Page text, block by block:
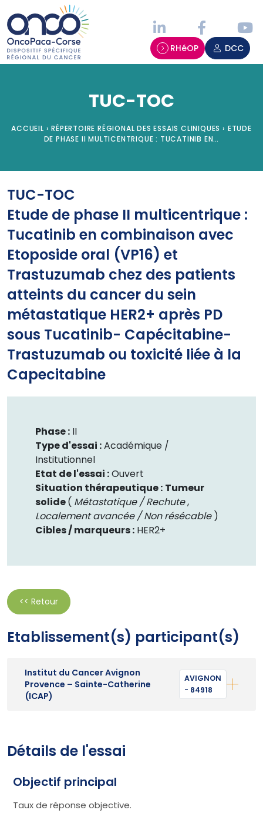
RHéOP DCC
TUC-TOC
ACCUEIL › RÉPERTOIRE RÉGIONAL DES ESSAIS CLINIQUES › ETUDE
DE PHASE II MULTICENTRIQUE : TUCATINIB EN…
TUC-TOC
Etude de phase II multicentrique :
Tucatinib en combinaison avec
Etoposide oral (VP16) et
Trastuzumab chez des patients
atteints du cancer du sein
métastatique HER2+ après PD
sous Tucatinib- Capécitabine-
Trastuzumab ou toxicité liée à la
Capecitabine
Phase : II
Type d'essai :Académique /
Institutionnel
Etat de l'essai :Ouvert
Situation thérapeutique : Tumeur
solide( Métastatique / Rechute,
Localement avancée / Non résécable)
Cibles / marqueurs : HER2+
<< Retour
Etablissement(s) participant(s)
Institut du Cancer Avignon
Provence – Sainte-Catherine
(ICAP)
AVIGNON
- 84918
Détails de l'essai
Objectif principal
Taux de réponse objective.
Panneau de gestion des cookies